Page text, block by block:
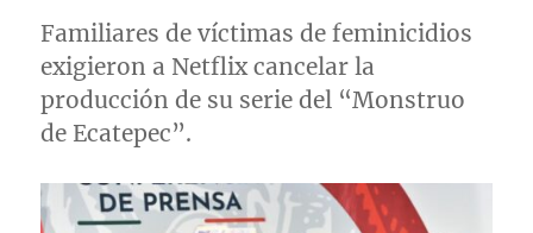
Familiares de víctimas de feminicidios
exigieron a Netflix cancelar la
producción de su serie del “Monstruo
de Ecatepec”.